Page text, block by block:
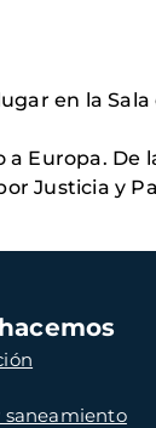
en la
Europa.
Justicia y
saneamiento